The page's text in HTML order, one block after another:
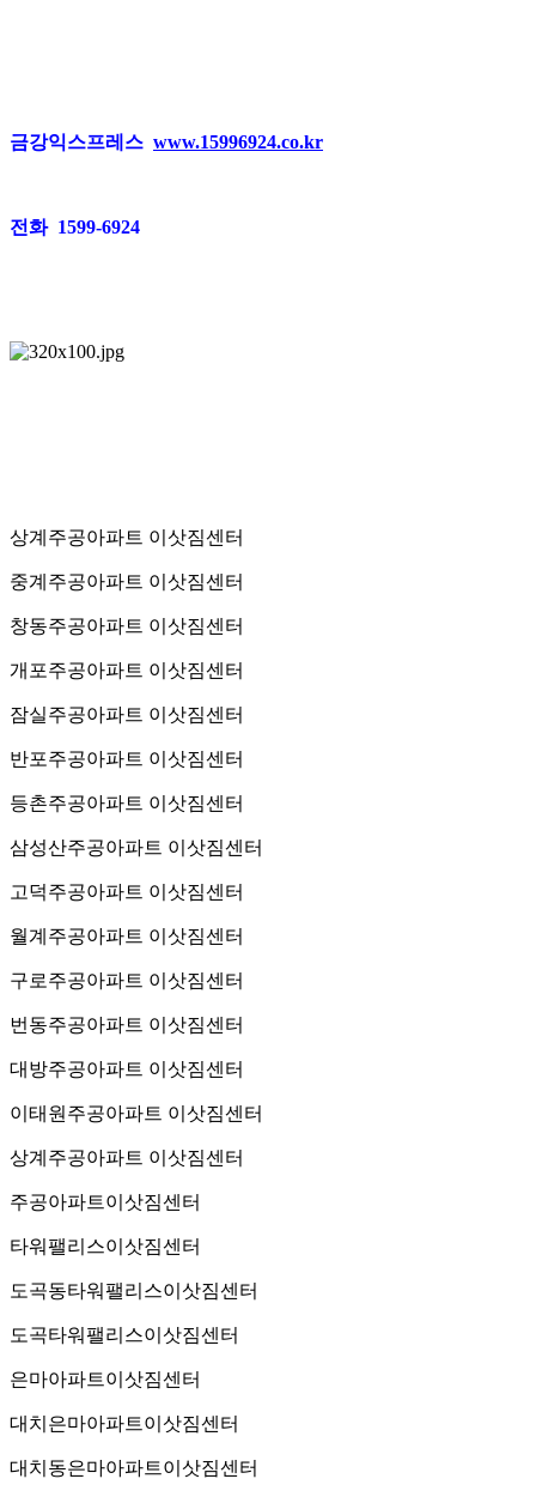
금강익스프레스 www.15996924.co.kr
전화 1599-6924
상계주공아파트 이삿짐센터
중계주공아파트 이삿짐센터
창동주공아파트 이삿짐센터
개포주공아파트 이삿짐센터
잠실주공아파트 이삿짐센터
반포주공아파트 이삿짐센터
등촌주공아파트 이삿짐센터
삼성산주공아파트 이삿짐센터
고덕주공아파트 이삿짐센터
월계주공아파트 이삿짐센터
구로주공아파트 이삿짐센터
번동주공아파트 이삿짐센터
대방주공아파트 이삿짐센터
이태원주공아파트 이삿짐센터
상계주공아파트 이삿짐센터
주공아파트이삿짐센터
타워팰리스이삿짐센터
도곡동타워팰리스이삿짐센터
도곡타워팰리스이삿짐센터
은마아파트이삿짐센터
대치은마아파트이삿짐센터
대치동은마아파트이삿짐센터